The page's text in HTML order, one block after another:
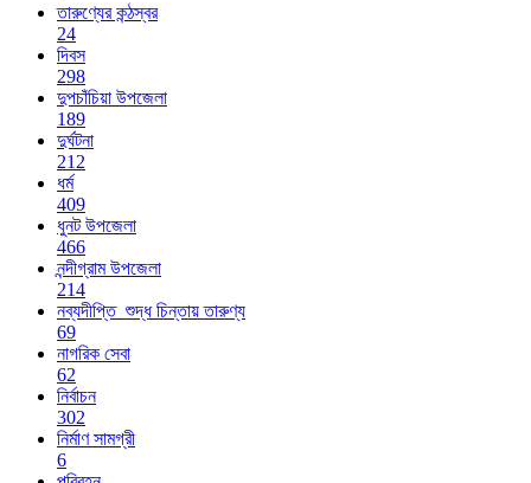
তারুণ্যের কন্ঠস্বর
24
দিবস
298
দুপচাঁচিয়া উপজেলা
189
দুর্ঘটনা
212
ধর্ম
409
ধুনট উপজেলা
466
নন্দীগ্রাম উপজেলা
214
নব্যদীপ্তি_শুদ্ধ চিন্তায় তারুণ্য
69
নাগরিক সেবা
62
নির্বাচন
302
নির্মাণ সামগ্রী
6